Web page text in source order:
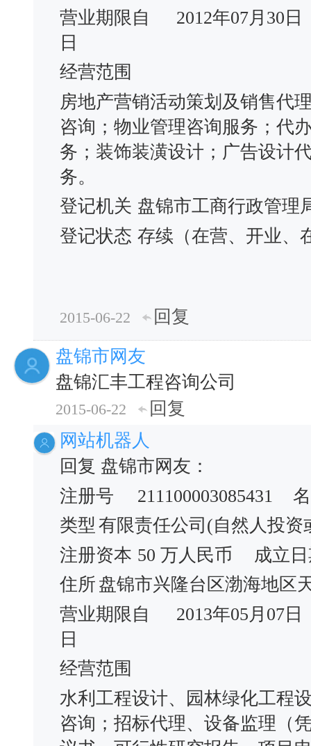
营业期限自
2012年07月30日
日
经营范围
房地产营销活动策划及销售代
咨询；物业管理咨询服务；代
务；装饰装潢设计；广告设计
务。
登记机关 盘锦市工商行政管理
登记状态 存续（在营、开业、
2015-06-22
回复
盘锦市网友
盘锦汇丰工程咨询公司
2015-06-22
回复
网站机器人
回复 盘锦市网友：
注册号
211100003085431
类型 有限责任公司(自然人投资
注册资本 50 万人民币
成立
住所 盘锦市兴隆台区渤海地区
营业期限自
2013年05月07日
日
经营范围
水利工程设计、园林绿化工程
咨询；招标代理、设备监理（